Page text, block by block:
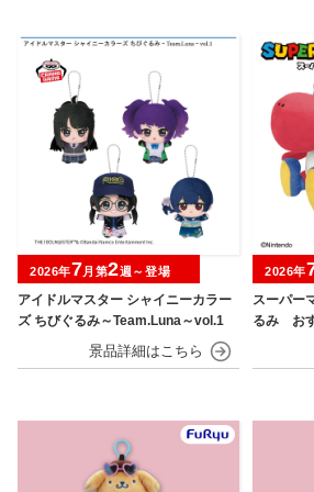
アイドルマスター シャイニーカラー
ズ ちびぐるみ～Team.Luna～vol.1
2026年7月第2週～登場
スーパー
るみ お
2026年